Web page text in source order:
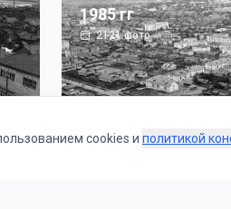
1985 гг
2121фото
cookies и политикой